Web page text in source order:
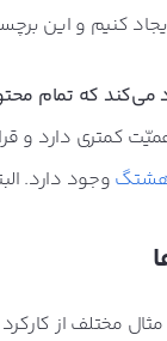
کنیم و این
که تمام
کمتری دارد و
وجود دارد.
حالا که تا حدی موضوع برایتان